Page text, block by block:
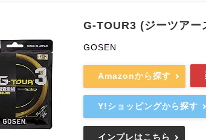
G-TOUR3 (ジーツアー
GOSEN
Amazonから探す
Y!ショッピングから探す
インプレはこちら